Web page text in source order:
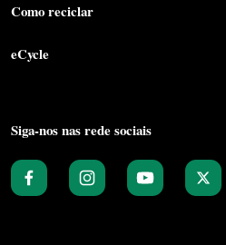
Como reciclar
eCycle
Siga-nos nas rede sociais